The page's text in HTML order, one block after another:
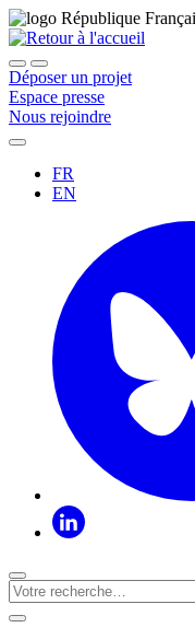
Déposer un projet
Espace presse
Nous rejoindre
FR
EN